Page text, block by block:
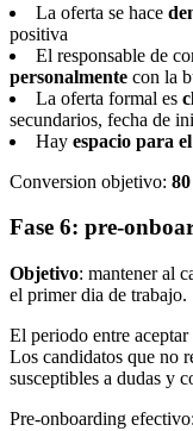
La oferta se hace
positiva
El responsable de
personalmente con la
La oferta formal es
secundarios, fecha de
Hay espacio para
Conversion objetivo:
Fase 6: pre-
Objetivo: mantener al
el primer dia de trabajo.
El periodo entre
Los candidatos que no
susceptibles a dudas y
Pre-onboarding efectivo: